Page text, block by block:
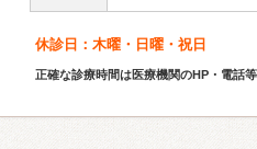
休診日：木曜・日曜・祝日
正確な診療時間は医療機関のHP・電話